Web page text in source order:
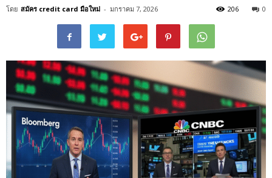
โดย สมัคร credit card มือใหม่ - มกราคม 7, 2026 0
206